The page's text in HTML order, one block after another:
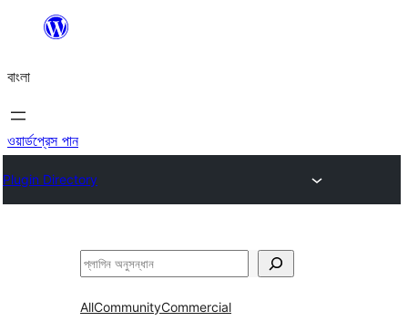
যান
বাংলা
ওয়ার্ডপ্রেস পান
Plugin Directory
অনুসন্ধান
AllCommunityCommercial